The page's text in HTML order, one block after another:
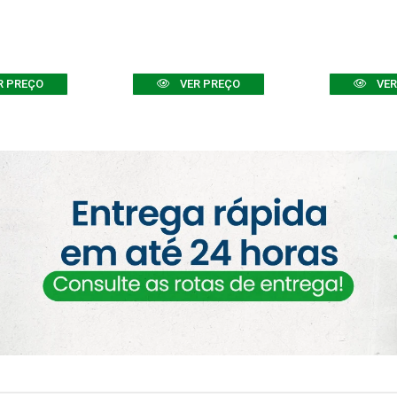
PREÇO VER PREÇO